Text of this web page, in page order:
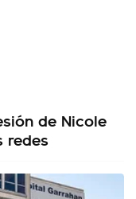
de Nicole
redes